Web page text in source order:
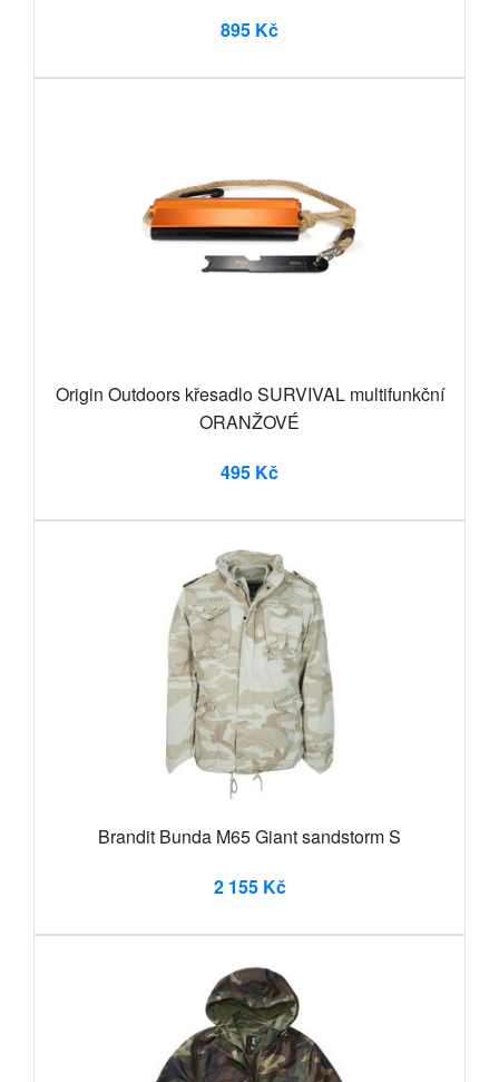
895 Kč
Origin Outdoors křesadlo SURVIVAL multifunkční
ORANŽOVÉ
495 Kč
Brandit Bunda M65 Giant sandstorm S
2 155 Kč